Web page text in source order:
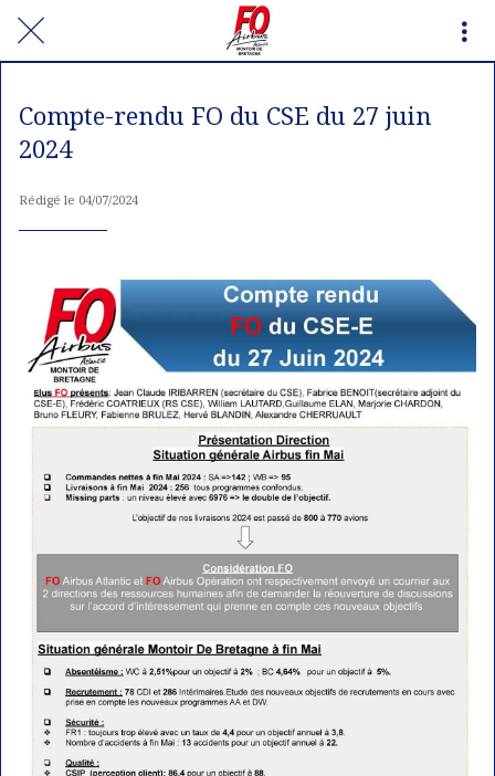
Compte-rendu FO du CSE du 27 juin
2024
Rédigé le 04/07/2024